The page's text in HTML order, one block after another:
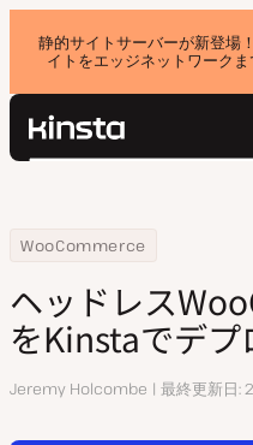
静的サイトサーバーが新登場
イトをエッジネットワークま
Kinsta®
価格設定
お問い合わせ
検
Home
リソースセンター
WooCommerce
ヘッドレスWooCommerceサ
ヘッドレス
をKinstaでデ
執
Jeremy Holcombe 最終更新日